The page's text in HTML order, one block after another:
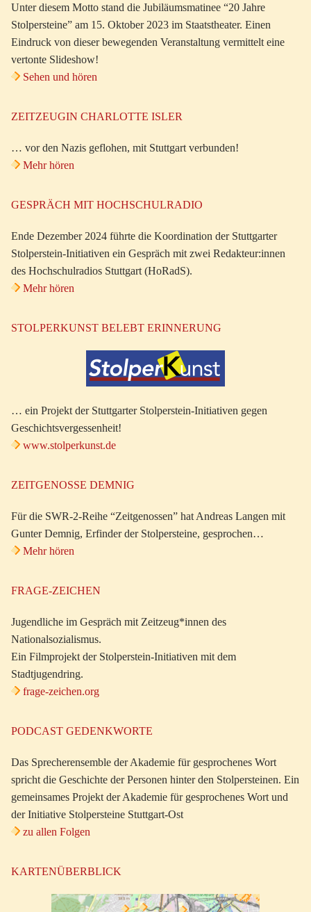
Unter diesem Motto stand die Jubiläumsmatinee “20 Jahre
Stolpersteine” am 15. Oktober 2023 im Staatstheater. Einen
Eindruck von dieser bewegenden Veranstaltung vermittelt eine
vertonte Slideshow!
Sehen und hören
ZEITZEUGIN CHARLOTTE ISLER
… vor den Nazis geflohen, mit Stuttgart verbunden!
Mehr hören
GESPRÄCH MIT HOCHSCHULRADIO
Ende Dezember 2024 führte die Koordination der Stuttgarter
Stolperstein-Initiativen ein Gespräch mit zwei Redakteur:innen
des Hochschulradios Stuttgart (HoRadS).
Mehr hören
STOLPERKUNST BELEBT ERINNERUNG
… ein Projekt der Stuttgarter Stolperstein-Initiativen gegen
Geschichtsvergessenheit!
www.stolperkunst.de
ZEITGENOSSE DEMNIG
Für die SWR-2-Reihe “Zeitgenossen” hat Andreas Langen mit
Gunter Demnig, Erfinder der Stolpersteine, gesprochen…
Mehr hören
FRAGE-ZEICHEN
Jugendliche im Gespräch mit Zeitzeug*innen des
Nationalsozialismus.
Ein Filmprojekt der Stolperstein-Initiativen mit dem
Stadtjugendring.
frage-zeichen.org
PODCAST GEDENKWORTE
Das Sprecherensemble der Akademie für gesprochenes Wort
spricht die Geschichte der Personen hinter den Stolpersteinen. Ein
gemeinsames Projekt der Akademie für gesprochenes Wort und
der Initiative Stolpersteine Stuttgart-Ost
zu allen Folgen
KARTENÜBERBLICK